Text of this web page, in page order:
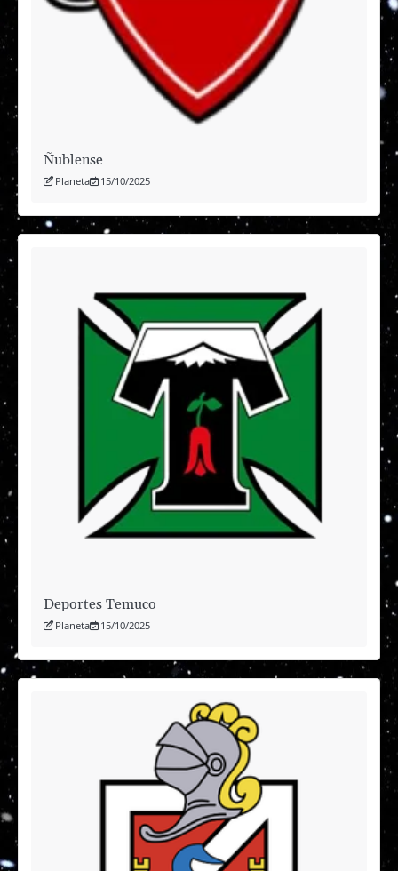
Ñublense
Planeta 15/10/2025
Deportes Temuco
Planeta 15/10/2025